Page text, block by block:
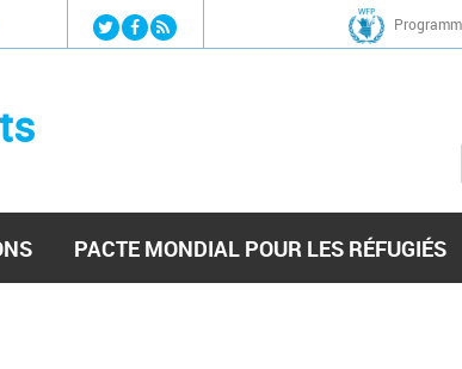
Jump to navigation
PACTE MONDIAL POUR LES RÉFUGIÉS